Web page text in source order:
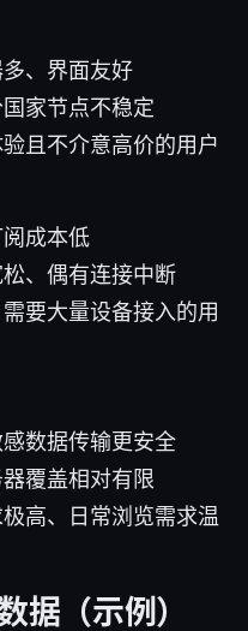
、界面友好
家节点不稳定
且不介意高价的用户
成本低
、偶有连接中断
要大量设备接入的用
数据传输更安全
覆盖相对有限
高、日常浏览需求温
据（示例）